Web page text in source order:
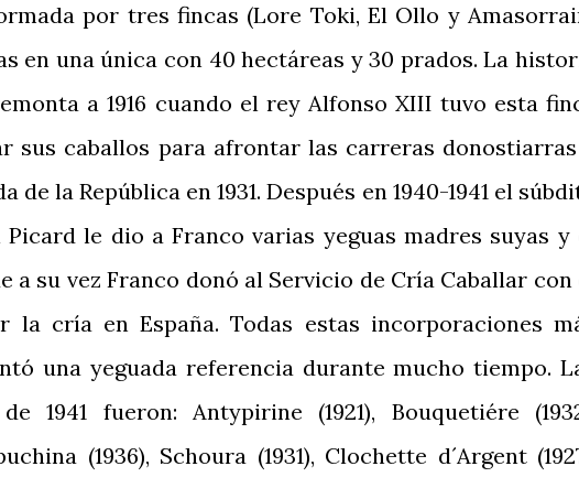
por tres fincas (Lore Toki, El Ollo y
en una única con 40 hectáreas y 30 prados. La
a 1916 cuando el rey Alfonso XIII tuvo esta
sus caballos para afrontar las carreras
de la República en 1931. Después en 1940-1941 el
le dio a Franco varias yeguas madres suyas y
a su vez Franco donó al Servicio de Cría Caballar con
la cría en España. Todas estas incorporaciones
una yeguada referencia durante mucho tiempo.
1941 fueron: Antypirine (1921), Bouquetiére
(1936), Schoura (1931), Clochette d´Argent